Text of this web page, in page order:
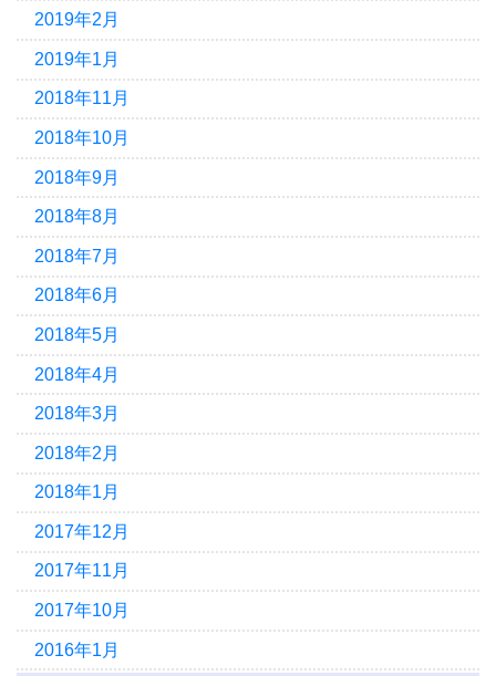
2019年2月
2019年1月
2018年11月
2018年10月
2018年9月
2018年8月
2018年7月
2018年6月
2018年5月
2018年4月
2018年3月
2018年2月
2018年1月
2017年12月
2017年11月
2017年10月
2016年1月